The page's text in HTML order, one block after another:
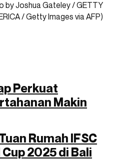
by Joshua Gateley / GETTY
/ Getty Images via AFP)
Perkuat
Makin
Rumah IFSC
2025 di Bali